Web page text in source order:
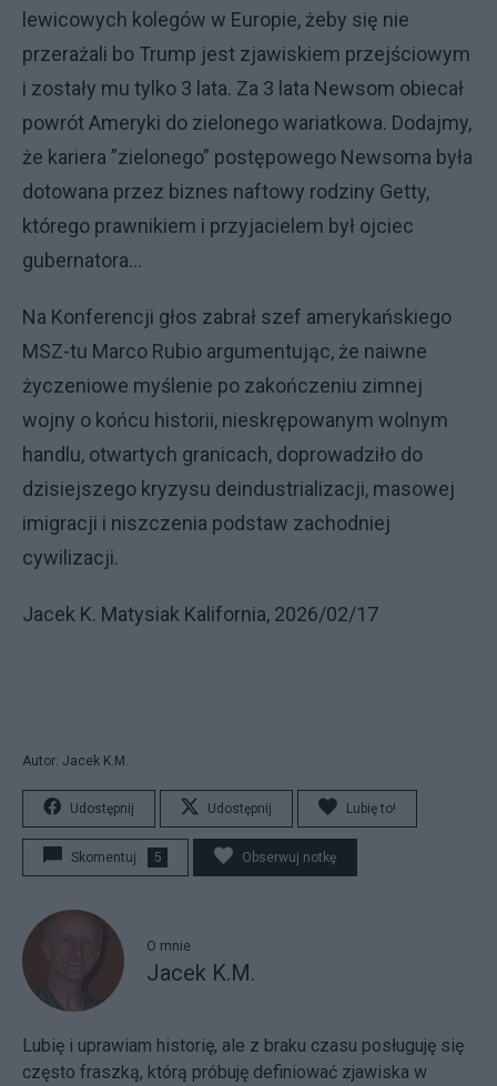
lewicowych kolegów w Europie, żeby się nie
przerażali bo Trump jest zjawiskiem przejściowym
i zostały mu tylko 3 lata. Za 3 lata Newsom obiecał
powrót Ameryki do zielonego wariatkowa. Dodajmy,
że kariera ”zielonego” postępowego Newsoma była
dotowana przez biznes naftowy rodziny Getty,
którego prawnikiem i przyjacielem był ojciec
gubernatora…
Na Konferencji głos zabrał szef amerykańskiego
MSZ-tu Marco Rubio argumentując, że naiwne
życzeniowe myślenie po zakończeniu zimnej
wojny o końcu historii, nieskrępowanym wolnym
handlu, otwartych granicach, doprowadziło do
dzisiejszego kryzysu deindustrializacji, masowej
imigracji i niszczenia podstaw zachodniej
cywilizacji.
Jacek K. Matysiak Kalifornia, 2026/02/17
Autor: Jacek K.M.
Udostępnij Udostępnij Lubię to!
Skomentuj 5 Obserwuj notkę
O mnie
Jacek K.M.
Lubię i uprawiam historię, ale z braku czasu posługuję się
często fraszką, którą próbuję definiować zjawiska w